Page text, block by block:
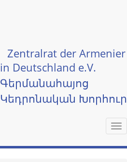
Zentralrat der Armenier
in Deutschland e.V.
Գերմանահայոց
Կեդրոնական